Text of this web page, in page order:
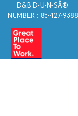
D&B D-U-N-SÂ®
NUMBER : 85-427-9388